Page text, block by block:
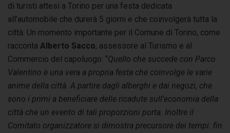
di turisti attesi a Torino per una festa dedicata
all’automobile che durerà 5 giorni e che coinvolgerà tutta la
città. Un momento importante per il Comune di Torino, come
racconta Alberto Sacco, assessore al Turismo e al
Commercio del capoluogo: “Quello che succede con Parco
Valentino è una vera a propria festa che coinvolge le varie
anime della città. A partire dagli alberghi e dai negozi, che
sono i primi a beneficiare delle ricadute sull’economia della
città che un evento di tali proporzioni porta. Inoltre il
Comitato organizzatore si dimostra precursore dei tempi: fin